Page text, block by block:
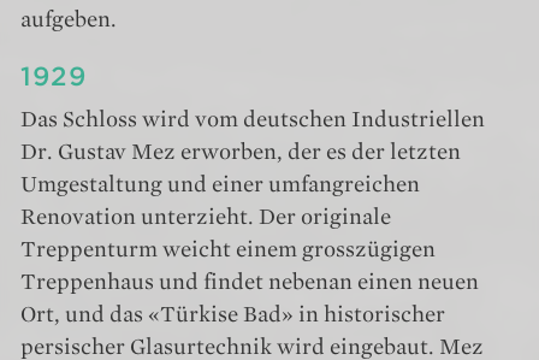
aufgeben.
1929
Das Schloss wird vom deutschen Industriellen
Dr. Gustav Mez erworben, der es der letzten
Umgestaltung und einer umfangreichen
Renovation unterzieht. Der originale
Treppenturm weicht einem grosszügigen
Treppenhaus und findet nebenan einen neuen
Ort, und das «Türkise Bad» in historischer
persischer Glasurtechnik wird eingebaut. Mez